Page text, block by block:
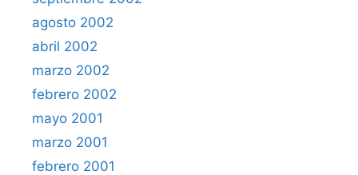
agosto 2002
abril 2002
marzo 2002
febrero 2002
mayo 2001
marzo 2001
febrero 2001